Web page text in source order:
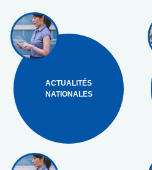
ACTUALITÉS
NATIONALES